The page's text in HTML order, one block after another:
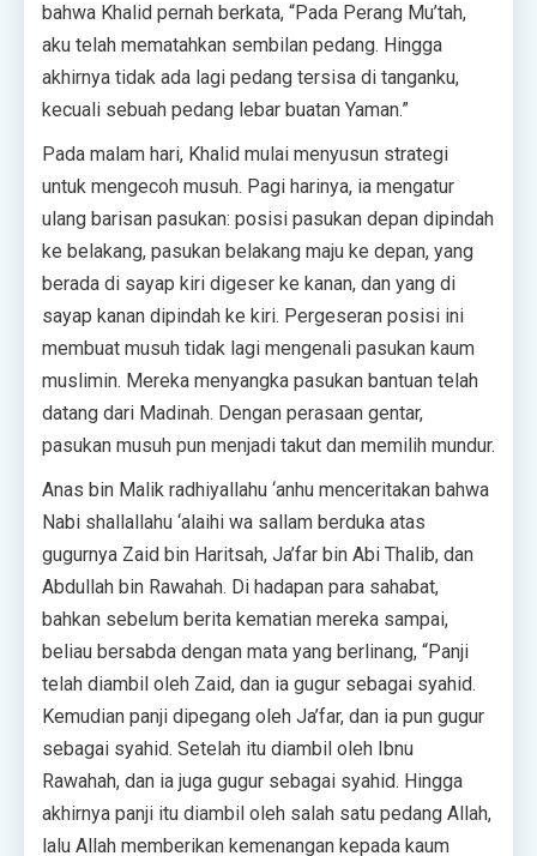
bahwa Khalid pernah berkata, “Pada Perang Mu’tah,
aku telah mematahkan sembilan pedang. Hingga
akhirnya tidak ada lagi pedang tersisa di tanganku,
kecuali sebuah pedang lebar buatan Yaman.”
Pada malam hari, Khalid mulai menyusun strategi
untuk mengecoh musuh. Pagi harinya, ia mengatur
ulang barisan pasukan: posisi pasukan depan dipindah
ke belakang, pasukan belakang maju ke depan, yang
berada di sayap kiri digeser ke kanan, dan yang di
sayap kanan dipindah ke kiri. Pergeseran posisi ini
membuat musuh tidak lagi mengenali pasukan kaum
muslimin. Mereka menyangka pasukan bantuan telah
datang dari Madinah. Dengan perasaan gentar,
pasukan musuh pun menjadi takut dan memilih mundur.
Anas bin Malik radhiyallahu ‘anhu menceritakan bahwa
Nabi shallallahu ‘alaihi wa sallam berduka atas
gugurnya Zaid bin Haritsah, Ja’far bin Abi Thalib, dan
Abdullah bin Rawahah. Di hadapan para sahabat,
bahkan sebelum berita kematian mereka sampai,
beliau bersabda dengan mata yang berlinang, “Panji
telah diambil oleh Zaid, dan ia gugur sebagai syahid.
Kemudian panji dipegang oleh Ja’far, dan ia pun gugur
sebagai syahid. Setelah itu diambil oleh Ibnu
Rawahah, dan ia juga gugur sebagai syahid. Hingga
akhirnya panji itu diambil oleh salah satu pedang Allah,
lalu Allah memberikan kemenangan kepada kaum